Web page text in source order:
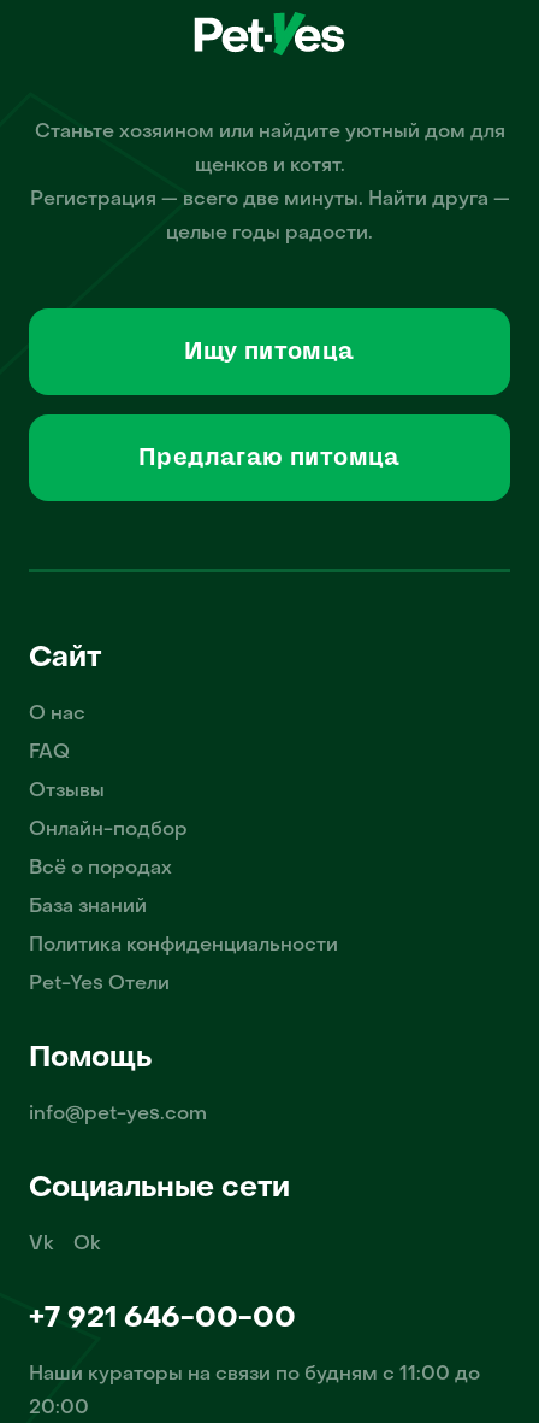
Станьте хозяином или найдите уютный дом для
щенков и котят.
Регистрация — всего две минуты. Найти друга —
целые годы радости.
Ищу питомца
Предлагаю питомца
Сайт
О нас
FAQ
Отзывы
Онлайн-подбор
Всё о породах
База знаний
Политика конфиденциальности
Pet-Yes Отели
Помощь
info@pet-yes.com
Социальные сети
Vk Ok
+7 921 646-00-00
Наши кураторы на связи по будням с 11:00 до
20:00